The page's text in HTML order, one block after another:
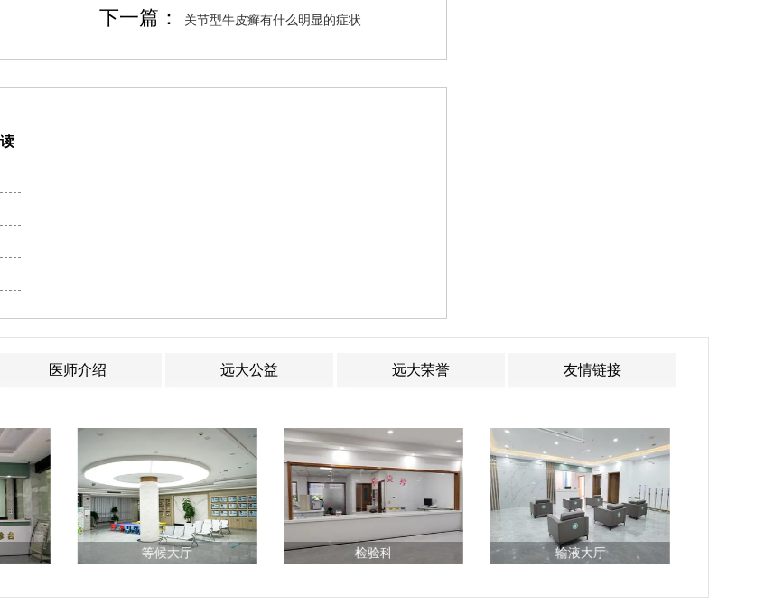
下一篇： 关节型牛皮癣有什么明显的症状
医师介绍 远大公益 远大荣誉 友情链接
等候大厅 检验科 输液大厅